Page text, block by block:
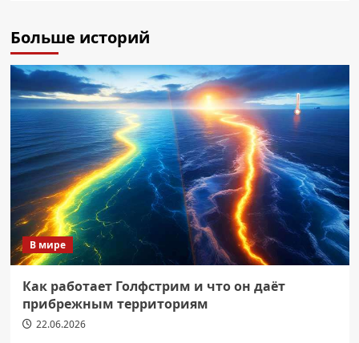
Больше историй
В мире
Как работает Голфстрим и что он даёт
прибрежным территориям
22.06.2026